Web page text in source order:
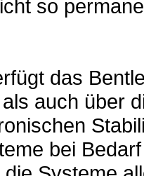
so
das
auch über
bei